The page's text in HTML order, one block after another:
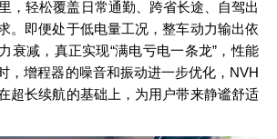
，轻松覆盖日常通勤、跨省长途、自驾出
。即便处于低电量工况，整车动力输出依
衰减，真正实现“满电亏电一条龙”，性能
，增程器的噪音和振动进一步优化，NVH
超长续航的基础上，为用户带来静谧舒适